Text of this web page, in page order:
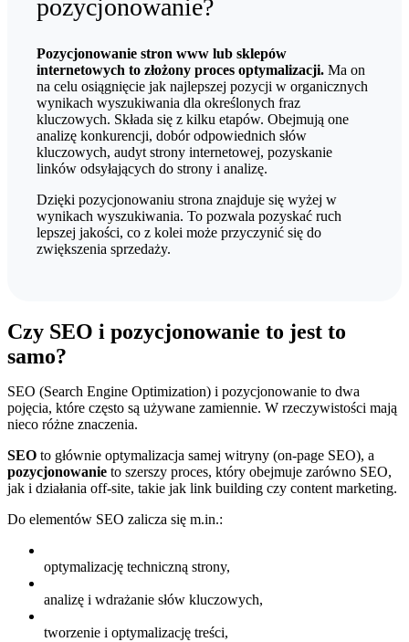
pozycjonowanie?
Pozycjonowanie stron www lub sklepów
internetowych to złożony proces optymalizacji. Ma on
na celu osiągnięcie jak najlepszej pozycji w organicznych
wynikach wyszukiwania dla określonych fraz
kluczowych. Składa się z kilku etapów. Obejmują one
analizę konkurencji, dobór odpowiednich słów
kluczowych, audyt strony internetowej, pozyskanie
linków odsyłających do strony i analizę.
Dzięki pozycjonowaniu strona znajduje się wyżej w
wynikach wyszukiwania. To pozwala pozyskać ruch
lepszej jakości, co z kolei może przyczynić się do
zwiększenia sprzedaży.
Czy SEO i pozycjonowanie to jest to
samo?
SEO (Search Engine Optimization) i pozycjonowanie to dwa
pojęcia, które często są używane zamiennie. W rzeczywistości mają
nieco różne znaczenia.
SEO to głównie optymalizacja samej witryny (on-page SEO), a
pozycjonowanie to szerszy proces, który obejmuje zarówno SEO,
jak i działania off-site, takie jak link building czy content marketing.
Do elementów SEO zalicza się m.in.:
optymalizację techniczną strony,
analizę i wdrażanie słów kluczowych,
tworzenie i optymalizację treści,